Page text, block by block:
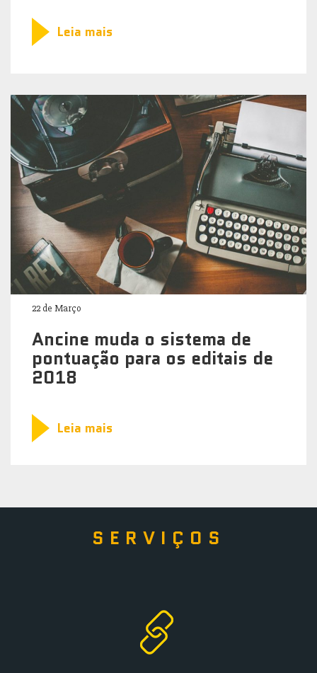
Leia mais
22 de Março
Ancine muda o sistema de
pontuação para os editais de
2018
Leia mais
SERVIÇOS